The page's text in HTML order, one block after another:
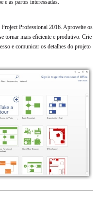
e as partes interessadas.
Professional 2016. Aproveite os
tornar mais eficiente e produtivo. Crie
e comunicar os detalhes do projeto